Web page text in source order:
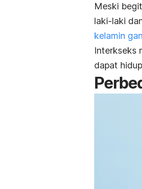
Meski
laki-laki
kelamin
Interkseks
dapat